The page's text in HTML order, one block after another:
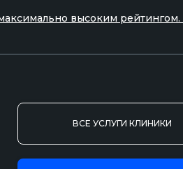
высоким
ВСЕ УСЛУГИ КЛИНИКИ